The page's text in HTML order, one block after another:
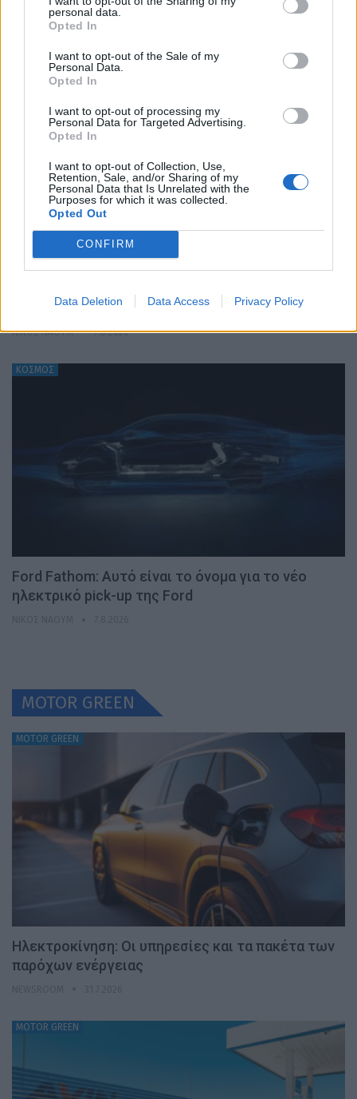
personal data.
Opted In
I want to opt-out of the Sale of my
Personal Data.
Opted In
I want to opt-out of processing my
Personal Data for Targeted Advertising.
Opted In
I want to opt-out of Collection, Use,
Retention, Sale, and/or Sharing of my
Personal Data that Is Unrelated with the
Purposes for which it was collected.
Opted Out
CONFIRM
Data Deletion Data Access Privacy Policy
MotorOne: «Δεν θα υπάρξει άλλο GTi…
ΚΟΣΜΟΣ
σαν να έχει V8 κινητήρα
ΝΊΚΟΣ ΝΑΟΎΜ 7.8.2026
ΚΟΣΜΟΣ
Ford Fathom: Αυτό είναι το όνομα για το νέο
ηλεκτρικό pick-up της Ford
MOTOR GREEN
MOTOR GREEN
Ηλεκτροκίνηση: Οι υπηρεσίες και τα πακέτα των
παρόχων ενέργειας
MOTOR GREEN